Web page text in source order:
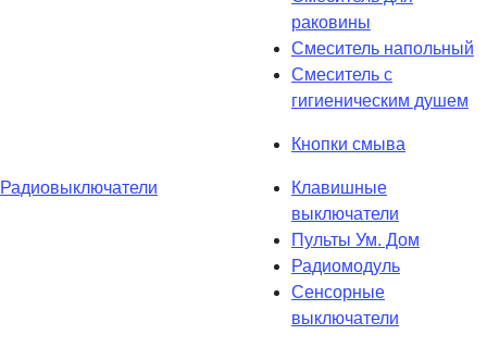
раковины
Смеситель напольный
Смеситель с
гигиеническим душем
Кнопки смыва
Радиовыключатели
Клавишные
выключатели
Пульты Ум. Дом
Радиомодуль
Сенсорные
выключатели